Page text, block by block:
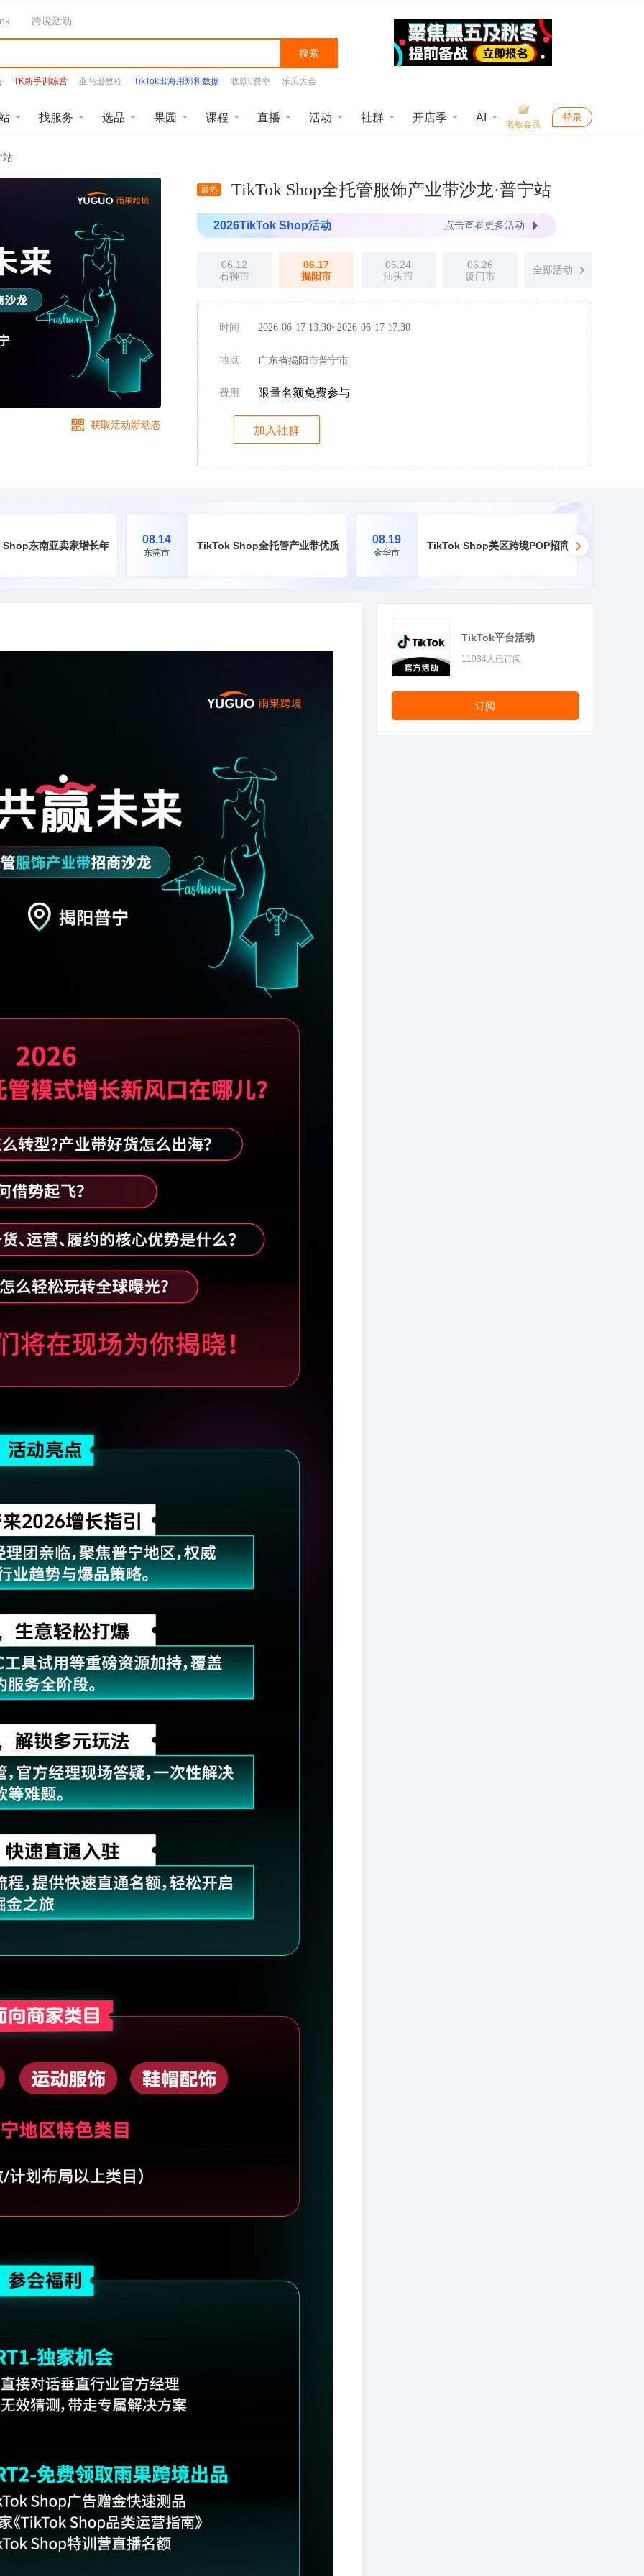
跨境活动
搜索
TK新手训练营 亚马逊教程 TikTok出海用郑和数据 收款0费率 乐天大会
找服务 选品 果园 课程 直播 活动 社群 开店季 AI
老板会员
登录
站
获取活动新动态
最热 TikTok Shop全托管服饰产业带沙龙·普宁站
2026TikTok Shop活动 点击查看更多活动
06.12
石狮市
06.17
揭阳市
06.24
汕头市
06.26
厦门市
全部活动
时间 2026-06-17 13:30~2026-06-17 17:30
地点 广东省揭阳市普宁市
费用 限量名额免费参与
加入社群
东南亚卖家增长年中破局峰会·福州站
08.14
东莞市
TikTok Shop全托管产业带优质好商招商会·东莞虎门站
08.19
金华市
TikTok Shop美区跨境POP招商峰会·义乌站
TikTok平台活动
11034人已订阅
订阅